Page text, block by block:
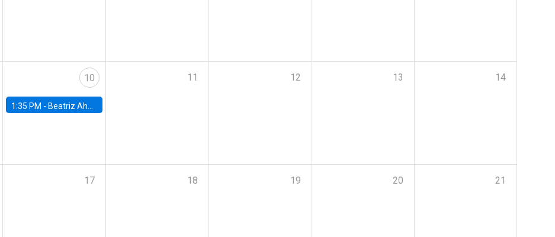
10
1:35 PM - Beatriz Ahumada, PhD candidate, Universidad de Pittsburgh
11 12 13 14
17 18 19 20 21